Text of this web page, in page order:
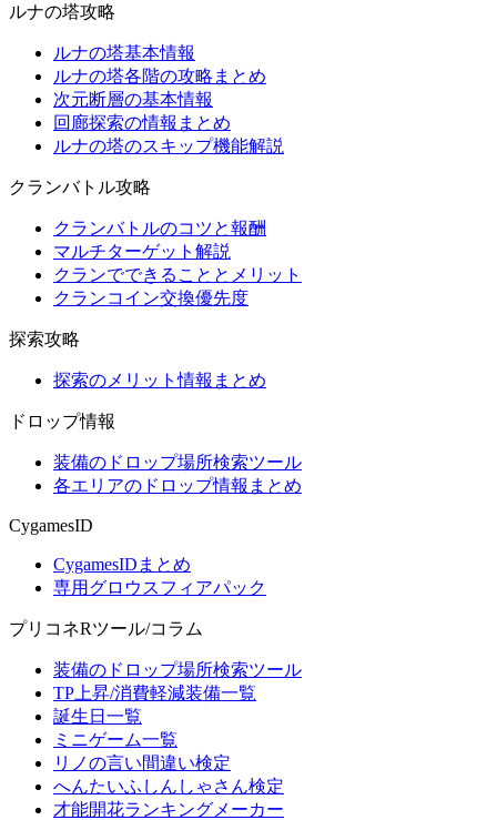
ルナの塔攻略
ルナの塔基本情報
ルナの塔各階の攻略まとめ
次元断層の基本情報
回廊探索の情報まとめ
ルナの塔のスキップ機能解説
クランバトル攻略
クランバトルのコツと報酬
マルチターゲット解説
クランでできることとメリット
クランコイン交換優先度
探索攻略
探索のメリット情報まとめ
ドロップ情報
装備のドロップ場所検索ツール
各エリアのドロップ情報まとめ
CygamesID
CygamesIDまとめ
専用グロウスフィアパック
プリコネRツール/コラム
装備のドロップ場所検索ツール
TP上昇/消費軽減装備一覧
誕生日一覧
ミニゲーム一覧
リノの言い間違い検定
へんたいふしんしゃさん検定
才能開花ランキングメーカー